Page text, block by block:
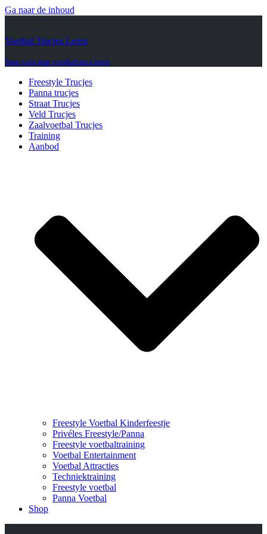
Ga naar de inhoud
Voetbal Trucjes Leren
Stap voor stap voetbaltrucs leren
Freestyle Trucjes
Panna trucjes
Straat Trucjes
Veld Trucjes
Zaalvoetbal Trucjes
Training
Aanbod
Freestyle Voetbal Kinderfeestje
Privéles Freestyle/Panna
Freestyle voetbaltraining
Voetbal Entertainment
Voetbal Attracties
Techniektraining
Freestyle voetbal
Panna Voetbal
Shop